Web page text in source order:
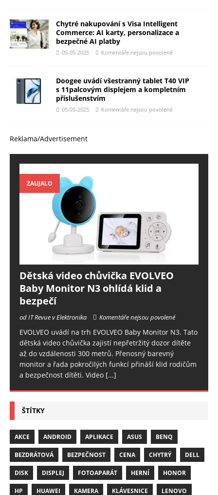
Chytré nakupování s Visa Intelligent
Commerce: AI karty, personalizace a
bezpečné AI platby
05-05-2025 Komentáře nejsou povolené
Doogee uvádí všestranný tablet T40 VIP
s 11palcovým displejem a kompletním
příslušenstvím
05-05-2025 Komentáře nejsou povolené
Reklama/Advertisement
ZAUJALO
Dětská video chůvička EVOLVEO
Baby Monitor N3 ohlídá klid a
bezpečí
od IT Revue v Elektronika Komentáře nejsou povolené
EVOLVEO uvádí na trh EVOLVEO Baby Monitor N3. Tato
dětská video chůvička zajistí nepřetržitý dozor dítěte
až do vzdálenosti 300 metrů. Přenosný barevný
monitor a řada pokročilých funkcí přináší klid rodičům
a bezpečnost dítěti. Video [...]
ŠTÍTKY
AKCE ANDROID APLIKACE ASUS BENQ
BEZDRÁTOVÁ BEZPEČNOST CENA CHYTRÝ DELL
DISK DISPLEJ FOTOAPARÁT HERNÍ HONOR
HP HUAWEI KAMERA KLÁVESNICE LENOVO